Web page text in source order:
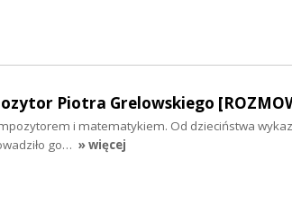
Piotra Grelowskiego
i matematykiem. Od dzieciństwa
go… » więcej